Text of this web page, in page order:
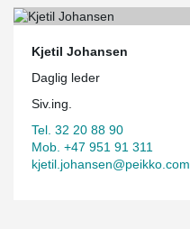
Kjetil Johansen
Daglig leder
Siv.ing.
Tel. 32 20 88 90
Mob. +47 951 91 311
kjetil.johansen@peikko.com